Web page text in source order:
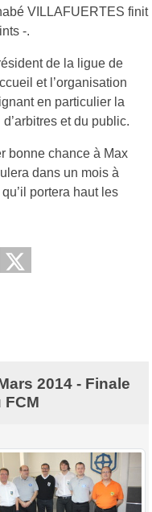
VILLAFUERTES finit
-.
de la ligue de
et l’organisation
en particulier la
et du public.
bonne chance à Max
dans un mois à
portera haut les
2014 - Finale
FCM